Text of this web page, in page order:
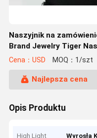
Naszyjnik na
Brand Jewelry Tiger
Cena：USD MOQ：1/szt
Najlepsza cena
Opis Produktu
High Light
Wyrosła